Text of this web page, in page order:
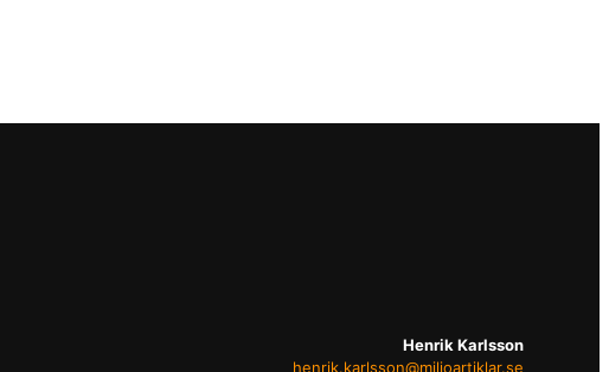
Henrik Karlsson
henrik.karlsson@miljoartiklar.se